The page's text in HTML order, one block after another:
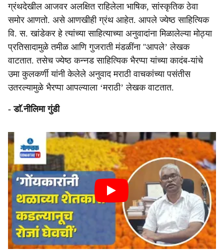
ग्रंथदेखील आजवर अलक्षित राहिलेला भाषिक, सांस्कृतिक ठेवा
समोर आणतो. असे आणखीही ग्रंथ आहेत. आपले ज्येष्ठ साहित्यिक
वि. स. खांडेकर हे त्यांच्या साहित्याच्या अनुवादांना मिळालेल्या मोठ्या
प्रतिसादामुळे तमीळ आणि गुजराती मंडळींना ''आपले’ लेखक
वाटतात. तसेच ज्येष्ठ कन्नड साहित्यिक भैरप्पा यांच्या कादंब-यांचे
उमा कुलकर्णी यांनी केलेले अनुवाद मराठी वाचकांच्या पसंतीस
उतरल्यामुळे भैरप्पा आपल्याला ‘मराठी’ लेखक वाटतात.
- डाॅ.नीलिमा गुंडी